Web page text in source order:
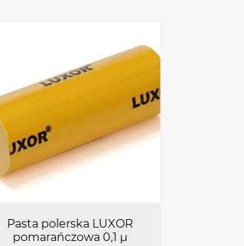
Pasta polerska LUXOR
pomarańczowa 0,1 µ